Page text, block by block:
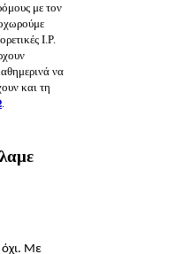
με τον
Ι.Ρ.
να
και τη
.
όχι. Με